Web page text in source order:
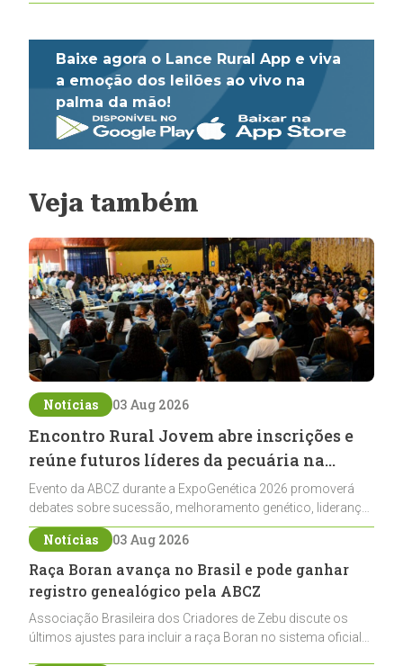
Baixe agora o Lance Rural App e viva
a emoção dos leilões ao vivo na
palma da mão!
Veja também
Notícias 03 Aug 2026
Encontro Rural Jovem abre inscrições e
reúne futuros líderes da pecuária na
ExpoGenética 2026
Evento da ABCZ durante a ExpoGenética 2026 promoverá
debates sobre sucessão, melhoramento genético, liderança
e networking para jovens ligados à pecuária
Notícias 03 Aug 2026
Raça Boran avança no Brasil e pode ganhar
registro genealógico pela ABCZ
Associação Brasileira dos Criadores de Zebu discute os
últimos ajustes para incluir a raça Boran no sistema oficial